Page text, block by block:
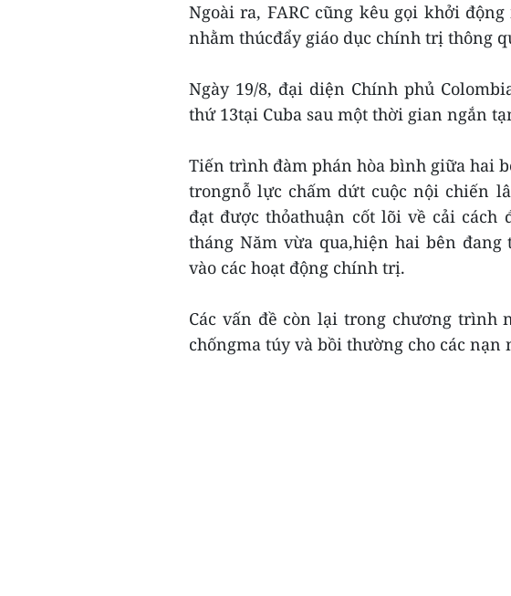
Ngoài ra, FARC cũng kêu gọi khởi
nhằm thúcđẩy giáo dục chính trị thông
Ngày 19/8, đại diện Chính phủ
thứ 13tại Cuba sau một thời gian ngắn
Tiến trình đàm phán hòa bình giữa hai
trongnỗ lực chấm dứt cuộc nội chiến
đạt được thỏathuận cốt lõi về cải
tháng Năm vừa qua,hiện hai bên đang
vào các hoạt động chính trị.
Các vấn đề còn lại trong chương trình
chốngma túy và bồi thường cho các nạn